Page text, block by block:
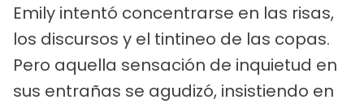
Emily intentó concentrarse en las risas,
los discursos y el tintineo de las copas.
Pero aquella sensación de inquietud en
sus entrañas se agudizó, insistiendo en